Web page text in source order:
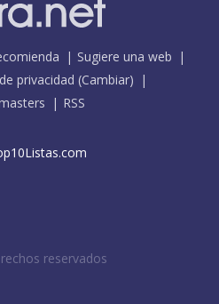
Sugiere una web
privacidad (Cambiar)
RSS
reservados